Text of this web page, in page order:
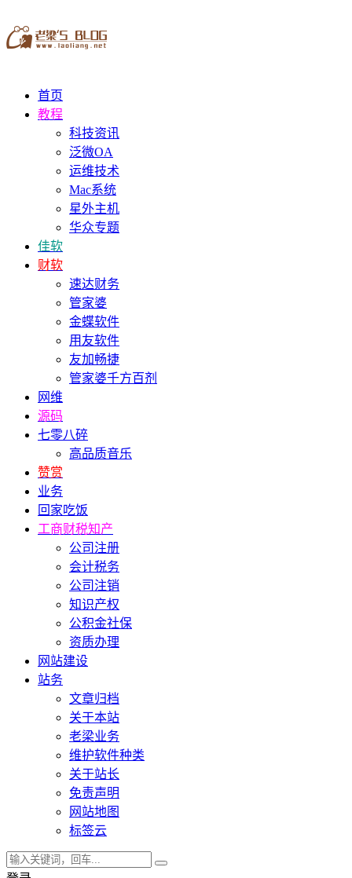
首页
教程
科技资讯
泛微OA
运维技术
Mac系统
星外主机
华众专题
佳软
财软
速达财务
管家婆
金蝶软件
用友软件
友加畅捷
管家婆千方百剂
网维
源码
七零八碎
高品质音乐
赞赏
业务
回家吃饭
工商财税知产
公司注册
会计税务
公司注销
知识产权
公积金社保
资质办理
网站建设
站务
文章归档
关于本站
老梁业务
维护软件种类
关于站长
免责声明
网站地图
标签云